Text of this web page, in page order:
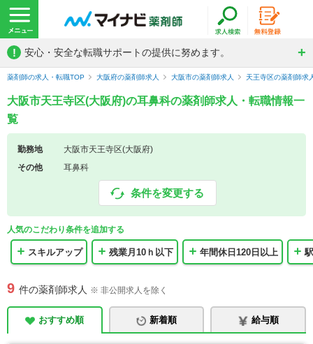
! 安心・安全な転職サポートの提供に努めます。
薬剤師の求人・転職TOP 大阪府の薬剤師求人 大阪市の薬剤師求人 天王寺区の薬剤師求
大阪市天王寺区(大阪府)の耳鼻科の薬剤師求人・転職情報一
覧
勤務地
大阪市天王寺区(大阪府)
その他
耳鼻科
条件を変更する
人気のこだわり条件を追加する
スキルアップ 残業月10ｈ以下 年間休日120日以上
9 件の薬剤師求人 ※ 非公開求人を除く
おすすめ順 新着順 給与順